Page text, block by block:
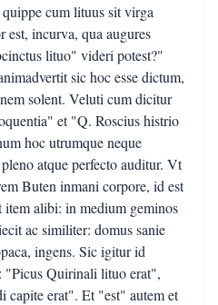
cum lituus sit virga
est, incurva, qua augures
lituo" videri potest?"
sic hoc esse dictum,
solent. Veluti cum dicitur
et "Q. Roscius histrio
hoc utrumque neque
atque perfecto auditur. Vt
Buten inmani corpore, id est
item alibi: in medium geminos
ac similiter: domus sanie
ingens. Sic igitur id
"Picus Quirinali lituo erat",
capite erat". Et "est" autem et